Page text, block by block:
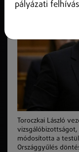
Toroczkai László
vizsgálóbizottságot,
módosította a
Országgyűlés
pályázati